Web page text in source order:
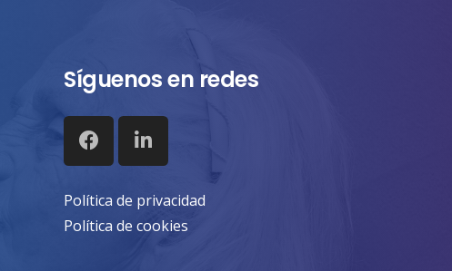
Síguenos en redes
Política de privacidad
Política de cookies